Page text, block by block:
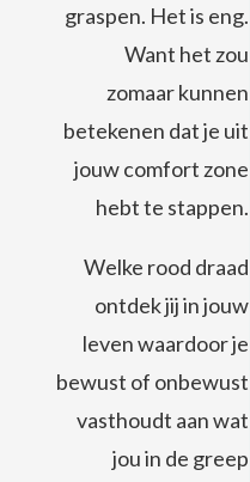
graspen. Het is eng.
Want het zou
zomaar kunnen
betekenen dat je uit
jouw comfort zone
hebt te stappen.
Welke rood draad
ontdek jij in jouw
leven waardoor je
bewust of onbewust
vasthoudt aan wat
jou in de greep